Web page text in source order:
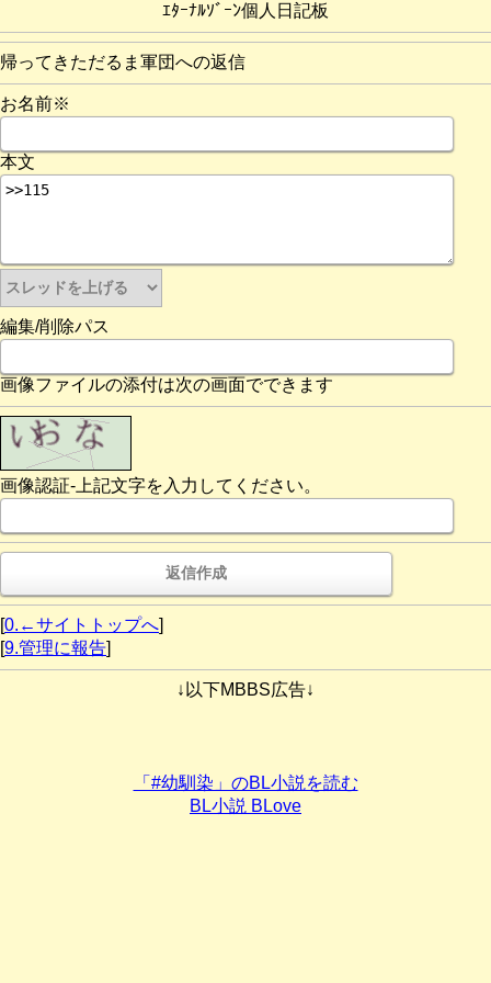
ｴﾀｰﾅﾙｿﾞｰﾝ個人日記板
帰ってきただるま軍団への返信
お名前※
本文
編集/削除パス
画像ファイルの添付は次の画面でできます
画像認証-上記文字を入力してください。
[0.←サイトトップへ]
[9.管理に報告]
↓以下MBBS広告↓
「#幼馴染」のBL小説を読む
BL小説 BLove